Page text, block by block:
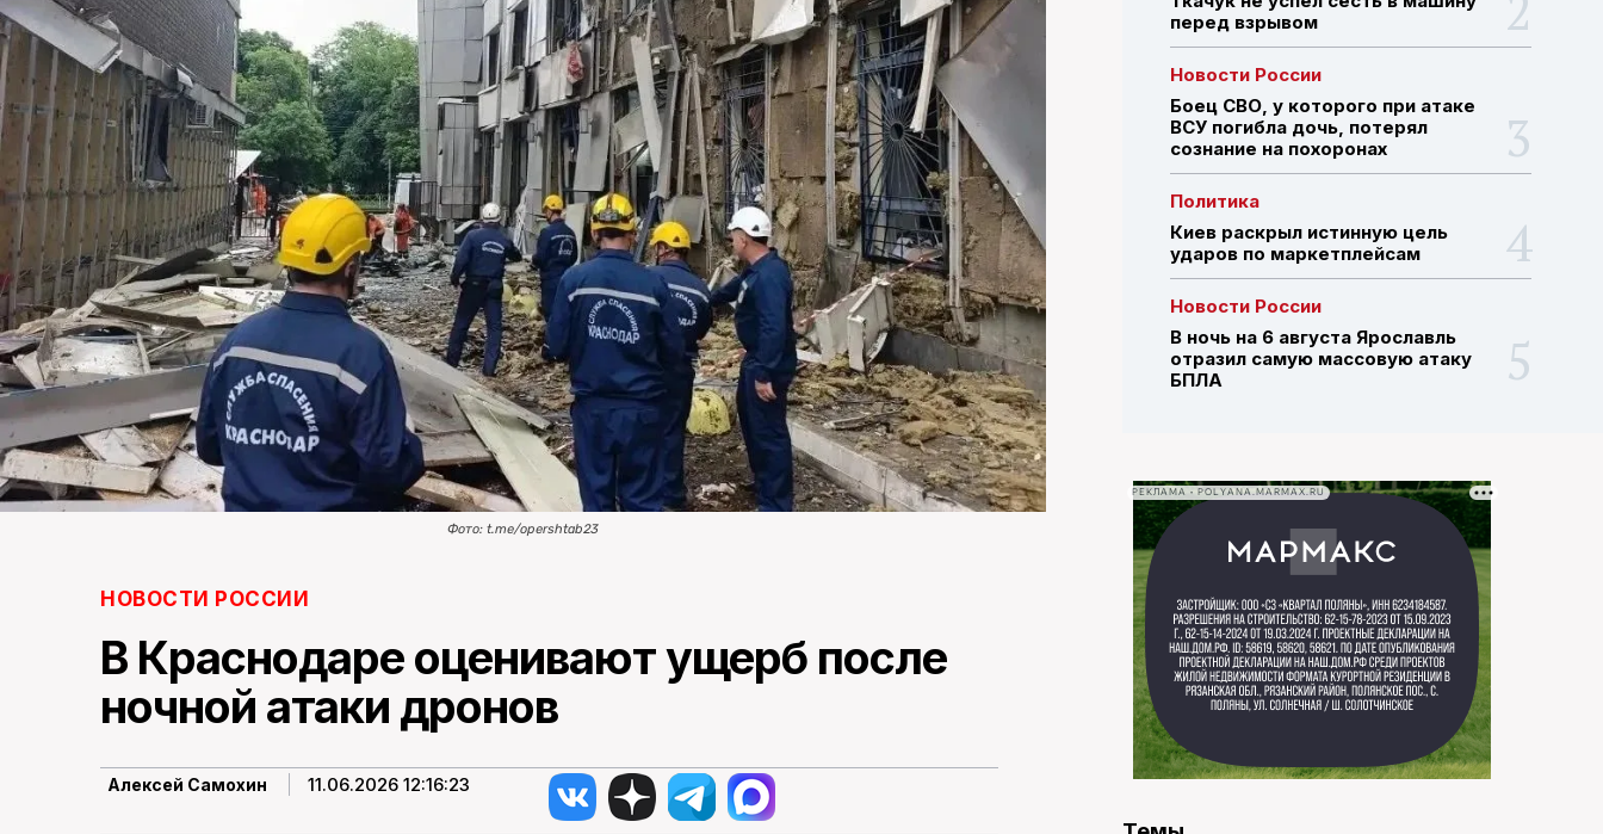
ПОИСК ПО САЙТУ
Фото: t.me/opershtab23
НОВОСТИ РОССИИ
В Краснодаре оценивают ущерб после
ночной атаки дронов
Алексей Самохин 11.06.2026 12:16:23
перед взрывом
Новости России
Боец СВО, у которого при атаке
ВСУ погибла дочь, потерял
сознание на похоронах
Политика
Киев раскрыл истинную цель
ударов по маркетплейсам
Новости России
В ночь на 6 августа Ярославль
отразил самую массовую атаку
БПЛА
РЕКЛАМА • POLYANA.MARMAX.RU